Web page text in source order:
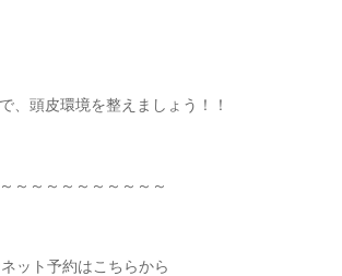
、頭皮環境を整えましょう！！
～～～～～～～～～～
ット予約はこちらから